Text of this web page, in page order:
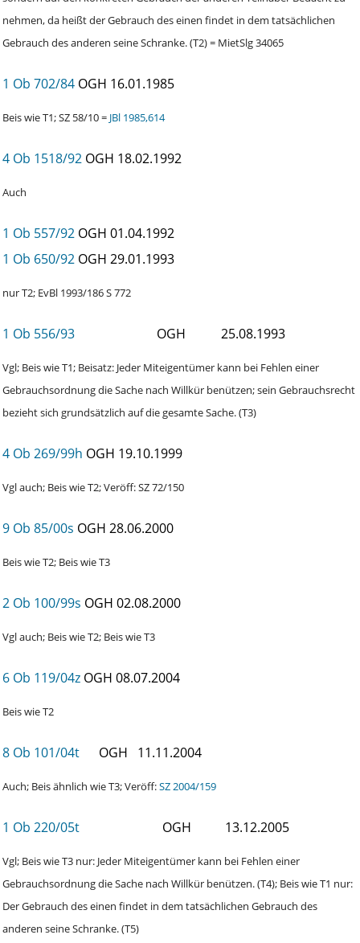
nehmen, da heißt der Gebrauch des einen findet in dem tatsächlichen
Gebrauch des anderen seine Schranke. (T2) = MietSlg 34065
1 Ob 702/84 OGH 16.01.1985
Beis wie T1; SZ 58/10 = JBl 1985,614
4 Ob 1518/92 OGH 18.02.1992
Auch
1 Ob 557/92 OGH 01.04.1992
1 Ob 650/92 OGH 29.01.1993
nur T2; EvBl 1993/186 S 772
1 Ob 556/93 OGH 25.08.1993
Vgl; Beis wie T1; Beisatz: Jeder Miteigentümer kann bei Fehlen einer
Gebrauchsordnung die Sache nach Willkür benützen; sein Gebrauchsrecht
bezieht sich grundsätzlich auf die gesamte Sache. (T3)
4 Ob 269/99h OGH 19.10.1999
Vgl auch; Beis wie T2; Veröff: SZ 72/150
9 Ob 85/00s OGH 28.06.2000
Beis wie T2; Beis wie T3
2 Ob 100/99s OGH 02.08.2000
Vgl auch; Beis wie T2; Beis wie T3
6 Ob 119/04z OGH 08.07.2004
Beis wie T2
8 Ob 101/04t OGH 11.11.2004
Auch; Beis ähnlich wie T3; Veröff:SZ 2004/159
1 Ob 220/05t OGH 13.12.2005
Vgl; Beis wie T3 nur: Jeder Miteigentümer kann bei Fehlen einer
Gebrauchsordnung die Sache nach Willkür benützen. (T4); Beis wie T1 nur:
Der Gebrauch des einen findet in dem tatsächlichen Gebrauch des
anderen seine Schranke. (T5)